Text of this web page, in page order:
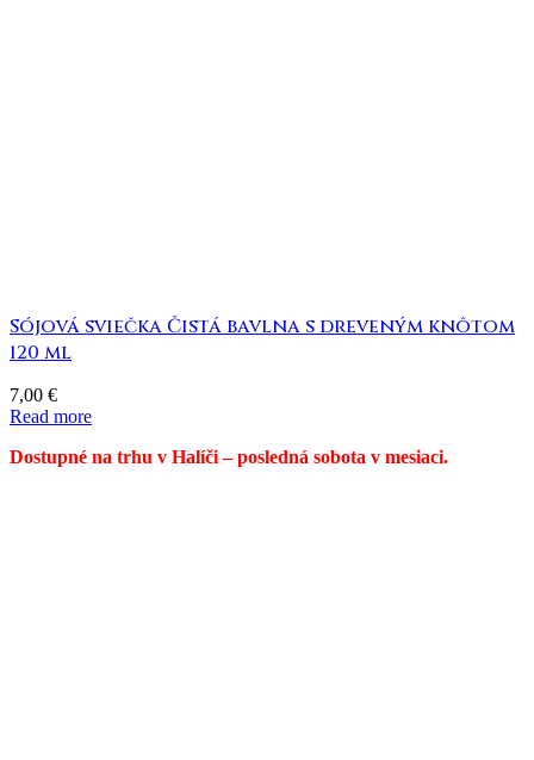
Sójová sviečka Čistá bavlna s dreveným knôtom
120 ml
7,00 €
Read more
Dostupné na trhu v Halíči – posledná sobota v mesiaci.